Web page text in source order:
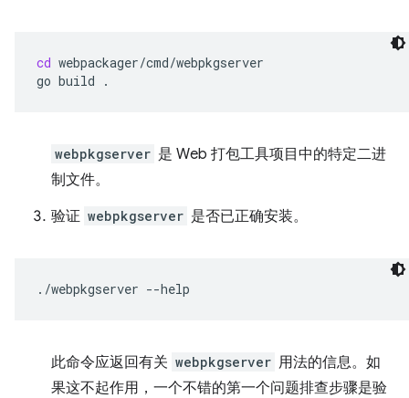
cd webpackager/cmd/webpkgserver
go build
webpkgserver 是 Web 打包工具项目中的特定二进
制文件。
验证 webpkgserver 是否已正确安装。
./webpkgserver
此命令应返回有关 webpkgserver 用法的信息。如
果这不起作用，一个不错的第一个问题排查步骤是验